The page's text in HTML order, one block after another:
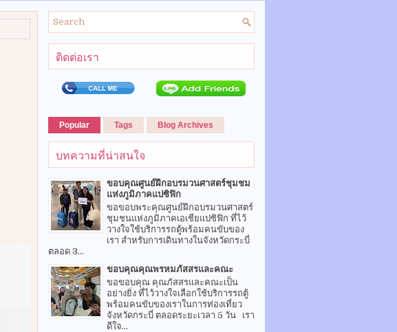
ติดต่อเรา
Popular Tags Blog Archives
บทความที่น่าสนใจ
ขอบคุณศูนย์ฝึกอบรมวนศาสตร์ชุมชม
แห่งภูมิภาคแปซิฟิก
ขอขอบพระคุณศูนย์ฝึกอบรมวนศาสตร์
ชุมชนแห่งภูมิภาคเอเชียแปซิฟิก ที่ไว้
วางใจใช้บริการรถตู้พร้อมคนขับของ
เรา สำหรับการเดินทางในจังหวัดกระบี่
ตลอด 3...
ขอบคุณคุณพรหมภัสสรและคณะ
ขอขอบคุณ คุณภัสสรและคณะเป็น
อย่างยิ่ง ที่ไว้วางใจเลือกใช้บริการรถตู้
พร้อมคนขับของเราในการท่องเที่ยว
จังหวัดกระบี่ ตลอดระยะเวลา 5 วัน เรา
ดีใจ...